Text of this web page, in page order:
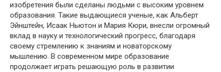
изобретения были сделаны людьми с высоким уровнем
образования. Такие выдающиеся ученые, как Альберт
Эйнштейн, Исаак Ньютон и Мария Кюри, внесли огромный
вклад в науку и технологический прогресс, благодаря
своему стремлению к знаниям и новаторскому
мышлению. В современном мире образование
продолжает играть решающую роль в развитии